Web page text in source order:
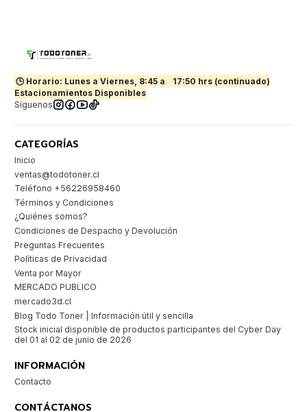
🕒 Horario: Lunes a Viernes, 8:45 a
17:50 hrs (continuado)
Estacionamientos Disponibles
Síguenos
CATEGORÍAS
Inicio
ventas@todotoner.cl
Teléfono +56226958460
Términos y Condiciones
¿Quiénes somos?
Condiciones de Despacho y Devolución
Preguntas Frecuentes
Políticas de Privacidad
Venta por Mayor
MERCADO PUBLICO
mercado3d.cl
Blog Todo Toner | Información útil y sencilla
Stock inicial disponible de productos participantes del Cyber Day
del 01 al 02 de junio de 2026
INFORMACIÓN
Contacto
CONTÁCTANOS